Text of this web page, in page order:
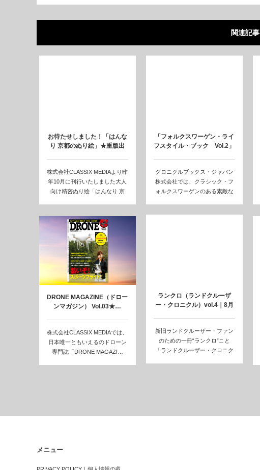
関連記事
お待たせしました！「はんな
り 京都のぬり絵」★重版出
株式会社CLASSIX MEDIAより昨
年10月に刊行いたしました大人
向け精密ぬり絵「はんなり 京
「フォルクスワーゲン・ライ
フスタイル・ブック Vol.2」
クロニクルブックス・ジャパン
株式会社では、クラシック・フ
ォルクスワーゲンのある素敵な
DRONE MAGAZINE（ドロー
ンマガジン） Vol.03★…
株式会社CLASSIX MEDIAでは、
日本唯一ともいえるのドローン
専門誌「DRONE MAGAZI…
ランクロ（ランドクルーザ
ー・クロニクル）vol.4｜8月
新旧ランドクルーザー・ファン
のための一冊“ランクロ”こと
「ランドクルーザー・クロニク
メニュー